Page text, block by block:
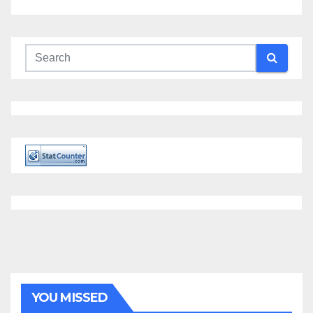
YOU MISSED